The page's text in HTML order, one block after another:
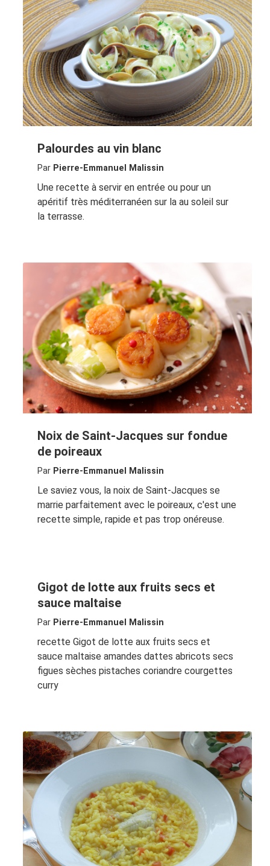
Palourdes au vin blanc
Par Pierre-Emmanuel Malissin
Une recette à servir en entrée ou pour un
apéritif très méditerranéen sur la au soleil sur
la terrasse.
Noix de Saint-Jacques sur fondue
de poireaux
Par Pierre-Emmanuel Malissin
Le saviez vous, la noix de Saint-Jacques se
marrie parfaitement avec le poireaux, c'est une
recette simple, rapide et pas trop onéreuse.
Gigot de lotte aux fruits secs et
sauce maltaise
Par Pierre-Emmanuel Malissin
recette Gigot de lotte aux fruits secs et
sauce maltaise amandes dattes abricots secs
figues sèches pistaches coriandre courgettes
curry